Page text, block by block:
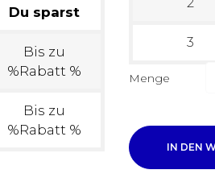
Du sparst
Bis zu
%Rabatt %
Bis zu
%Rabatt %
3
Menge
IN DEN